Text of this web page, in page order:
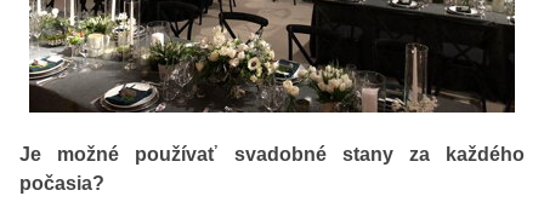
Je možné používať svadobné stany za každého
počasia?